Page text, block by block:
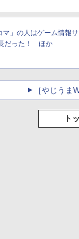
マ」の人はゲーム情報サ
だった！ ほか
［やじうま
ト